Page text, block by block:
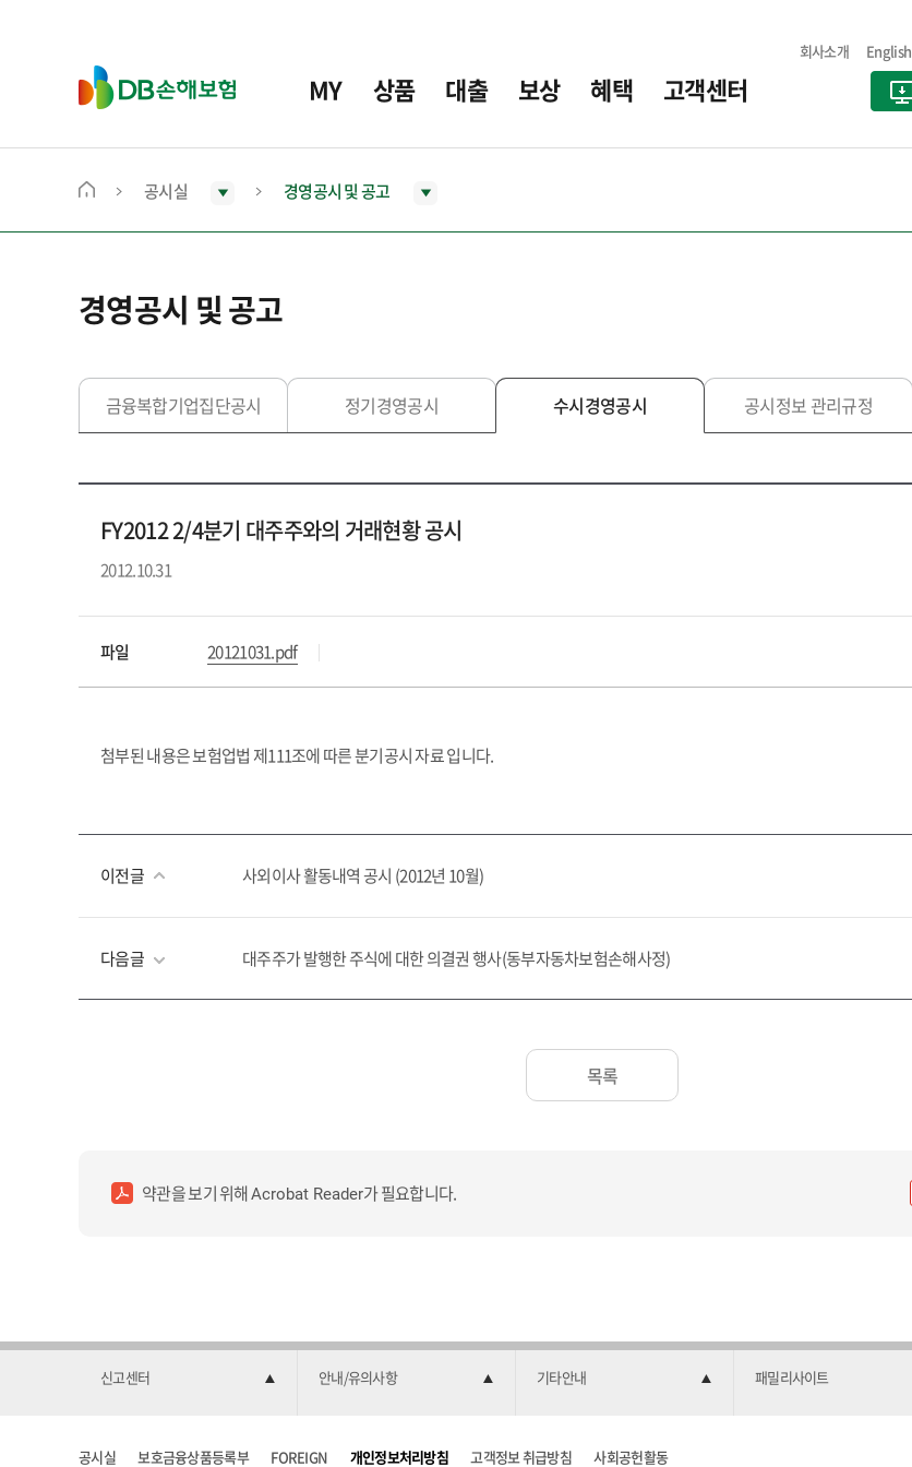
D
B
보
MY 상품 대출 보상 혜택 고객센터
회사소개 English
메
으
로
동
공시실 경영공시 및 공고
경영공시 및 공고
금융복합기업집단공시 정기경영공시 수시경영공시 공시정보 관리규정
FY2012 2/4분기 대주주와의 거래현황 공시
2012.10.31
파일 20121031.pdf
첨부된 내용은 보험업법 제111조에 따른 분기공시 자료 입니다.
이전글 사외이사 활동내역 공시 (2012년 10월)
다음글 대주주가 발행한 주식에 대한 의결권 행사(동부자동차보험손해사정)
목록
약관을 보기 위해Acrobat Reader가 필요합니다.
신고센터 안내/유의사항 기타안내 패밀리사이트
공시실 보호금융상품등록부 FOREIGN 개인정보처리방침 고객정보 취급방침 사회공헌활동